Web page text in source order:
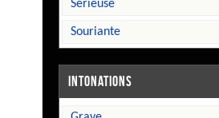
sérieuse
souriante
INTONATIONS